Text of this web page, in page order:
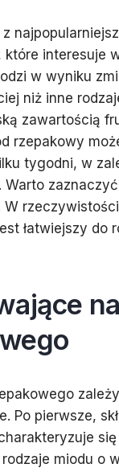
interesuje
w wyniku
niż inne
zawartością
rzepakowy
tygodni, w
W
łatwiejszy
Po pierwsze,
miodu o